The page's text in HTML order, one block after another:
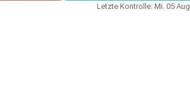
Letzte Kontrolle: Mi. 05 Aug.